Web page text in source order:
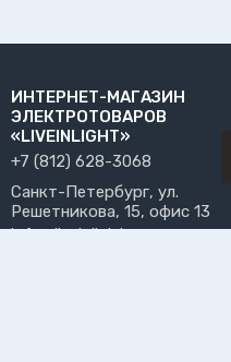
ИНТЕРНЕТ-МАГАЗИН
ЭЛЕКТРОТОВАРОВ
«LIVEINLIGHT»
+7 (812) 628-3068
Санкт-Петербург, ул.
Решетникова, 15, офис 13
info@liveinlight.ru